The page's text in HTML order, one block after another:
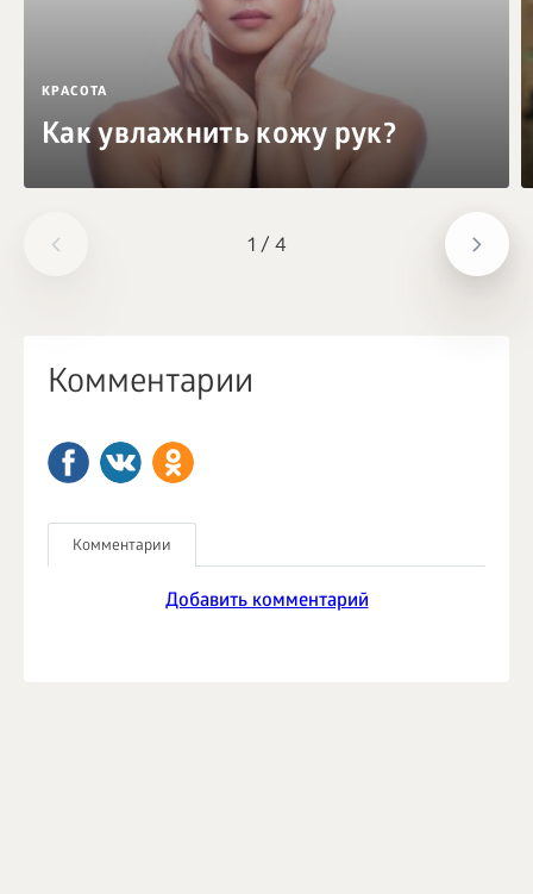
1 / 4
КРАСОТА
Как увлажнить кожу рук?
Комментарии
Комментарии
Добавить комментарий